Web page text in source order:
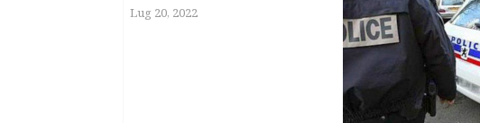
Lug 20, 2022